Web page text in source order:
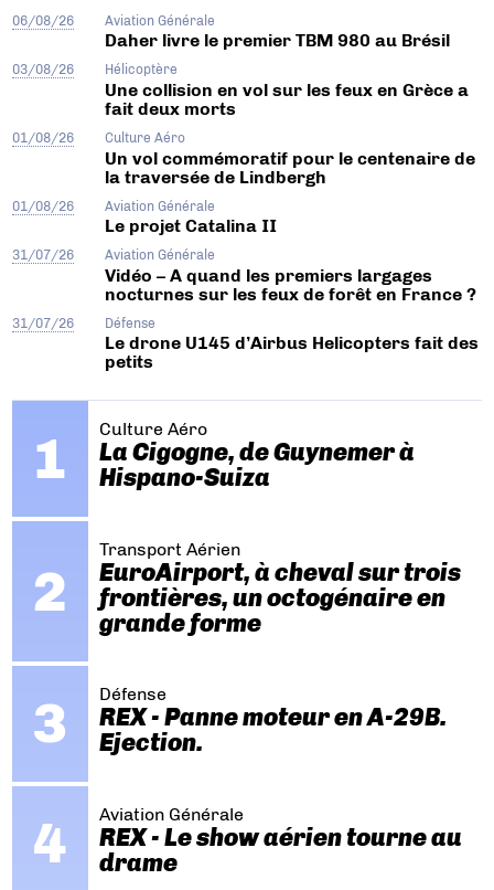
06/08/26 Aviation Générale
Daher livre le premier TBM 980 au Brésil
03/08/26 Hélicoptère
Une collision en vol sur les feux en Grèce a
fait deux morts
01/08/26 Culture Aéro
Un vol commémoratif pour le centenaire de
la traversée de Lindbergh
01/08/26 Aviation Générale
Le projet Catalina II
31/07/26 Aviation Générale
Vidéo – A quand les premiers largages
nocturnes sur les feux de forêt en France ?
31/07/26 Défense
Le drone U145 d’Airbus Helicopters fait des
petits
Culture Aéro
La Cigogne, de Guynemer à
Hispano-Suiza
Transport Aérien
EuroAirport, à cheval sur trois
frontières, un octogénaire en
grande forme
Défense
REX - Panne moteur en A-29B.
Ejection.
Aviation Générale
REX - Le show aérien tourne au
drame